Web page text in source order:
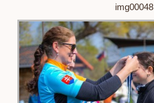
img00048